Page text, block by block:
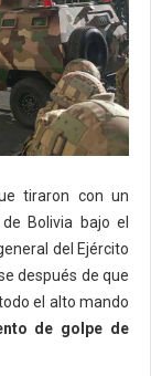
tiraron con un
Bolivia bajo el
del Ejército
después de que
el alto mando
de golpe de